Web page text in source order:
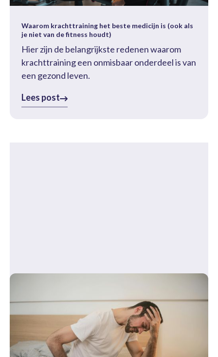
Waarom krachttraining het beste medicijn is (ook als
je niet van de fitness houdt)
Hier zijn de belangrijkste redenen waarom
krachttraining een onmisbaar onderdeel is van
een gezond leven.
Lees post